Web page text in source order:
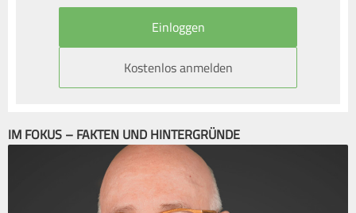
Kostenlos anmelden
IM FOKUS – FAKTEN UND HINTERGRÜNDE